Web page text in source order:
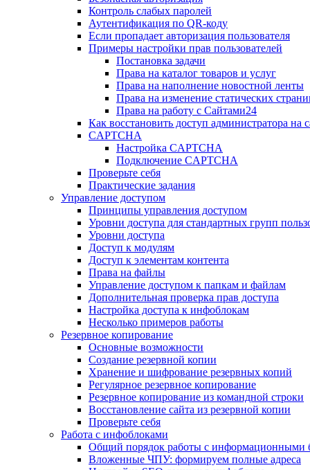
Контроль слабых паролей
Аутентификация по QR-коду
Если пропадает авторизация пользователя
Примеры настройки прав пользователей
Постановка задачи
Права на каталог товаров и услуг
Права на наполнение новостной ленты
Права на изменение статических
Права на работу с Сайтами24
Как восстановить доступ администратора на
CAPTCHA
Настройка CAPTCHA
Подключение CAPTCHA
Проверьте себя
Практические задания
Управление доступом
Принципы управления доступом
Уровни доступа для стандартных групп
Уровни доступа
Доступ к модулям
Доступ к элементам контента
Права на файлы
Управление доступом к папкам и файлам
Дополнительная проверка прав доступа
Настройка доступа к инфоблокам
Несколько примеров работы
Резервное копирование
Основные возможности
Создание резервной копии
Хранение и шифрование резервных копий
Регулярное резервное копирование
Резервное копирование из командной строки
Восстановление сайта из резервной копии
Проверьте себя
Работа с инфоблоками
Общий порядок работы с информационными
Вложенные ЧПУ: формируем полные адреса